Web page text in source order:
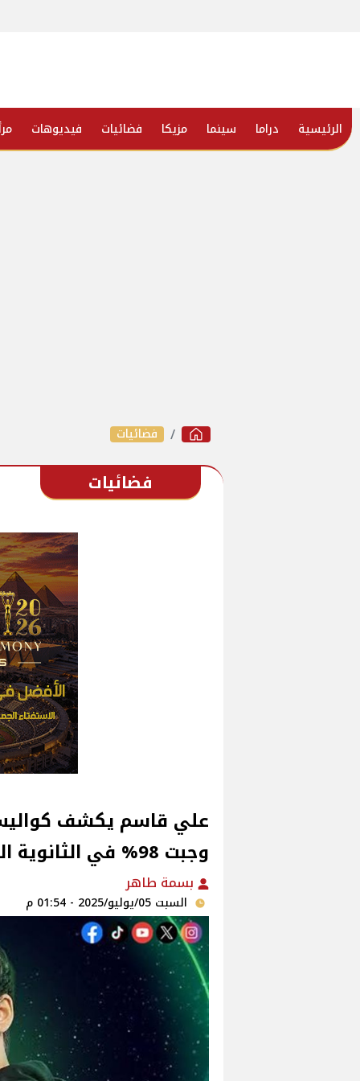
الرئيسية دراما سينما مزيكا فضائيات فيديوهات
فضائيات
فضائيات
علي قاسم يكشف
وجبت 98% في الثانوية العامة
بسمة طاهر
السبت 05/يوليو/2025 - 01:54 م